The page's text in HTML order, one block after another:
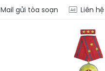
Mail gửi tòa soạn Liên